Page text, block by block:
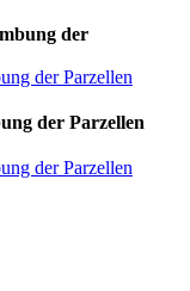
der
der Parzellen
der Parzellen
der Parzellen